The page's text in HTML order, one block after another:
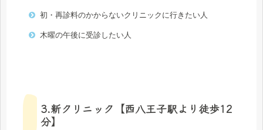
初・再診料のかからないクリニックに行きたい人
木曜の午後に受診したい人
3.新クリニック【西八王子駅より徒歩12
分】